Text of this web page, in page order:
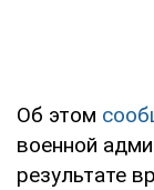
Об этом
военной
результате